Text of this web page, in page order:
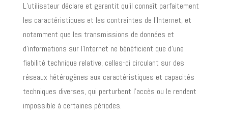
L’utilisateur déclare et garantit qu’il connaît parfaitement
les caractéristiques et les contraintes de l’Internet, et
notamment que les transmissions de données et
d’informations sur l’Internet ne bénéficient que d’une
fiabilité technique relative, celles-ci circulant sur des
réseaux hétérogènes aux caractéristiques et capacités
techniques diverses, qui perturbent l’accès ou le rendent
impossible à certaines périodes.